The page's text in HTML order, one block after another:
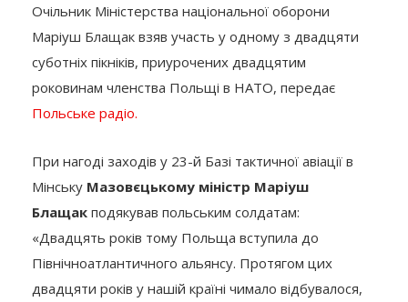
Очільник Міністерства національної оборони
Маріуш Блащак взяв участь у одному з двадцяти
суботніх пікніків, приурочених двадцятим
роковинам членства Польщі в НАТО, передає
Польське радіо.
При нагоді заходів у 23-й Базі тактичної авіації в
Мінську Мазовєцькому міністр Маріуш
Блащак подякував польським солдатам:
«Двадцять років тому Польща вступила до
Північноатлантичного альянсу. Протягом цих
двадцяти років у нашій країні чимало відбувалося,